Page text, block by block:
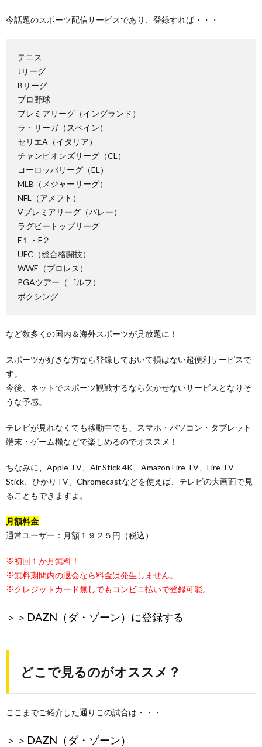
今話題のスポーツ配信サービスであり、登録すれば・・・
テニス
Jリーグ
Bリーグ
プロ野球
プレミアリーグ（イングランド）
ラ・リーガ（スペイン）
セリエA（イタリア）
チャンピオンズリーグ（CL）
ヨーロッパリーグ（EL）
MLB（メジャーリーグ）
NFL（アメフト）
Vプレミアリーグ（バレー）
ラグビートップリーグ
F１・F２
UFC（総合格闘技）
WWE（プロレス）
PGAツアー（ゴルフ）
ボクシング
など数多くの国内＆海外スポーツが見放題に！
スポーツが好きな方なら登録しておいて損はない超便利サービスで
す。
今後、ネットでスポーツ観戦するなら欠かせないサービスとなりそ
うな予感。
テレビが見れなくても移動中でも、スマホ・パソコン・タブレット
端末・ゲーム機などで楽しめるのでオススメ！
ちなみに、Apple TV、Air Stick 4K、Amazon Fire TV、Fire TV
Stick、ひかりTV、Chromecastなどを使えば、テレビの大画面で見
ることもできますよ。
月額料金
通常ユーザー：月額１９２５円（税込）
※初回１か月無料！
※無料期間内の退会なら料金は発生しません。
※クレジットカード無しでもコンビニ払いで登録可能。
＞＞ DAZN（ダ・ゾーン）に登録する
どこで見るのがオススメ？
ここまでご紹介した通りこの試合は・・・
＞＞ DAZN（ダ・ゾーン）